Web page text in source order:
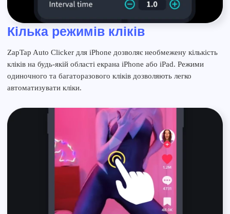
Кілька режимів кліків
ZapTap Auto Clicker для iPhone дозволяє необмежену кількість
кліків на будь-якій області екрана iPhone або iPad. Режими
одиночного та багаторазового кліків дозволяють легко
автоматизувати кліки.